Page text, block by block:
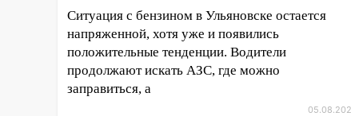
испытания на прочность
05.08.2026
22:58 Соцсети: на проспекте
Тюленева ДТП с
Ситуация с бензином в Ульяновске остается
напряженной, хотя уже и появились
положительные тенденции. Водители
продолжают искать АЗС, где можно
заправиться, а